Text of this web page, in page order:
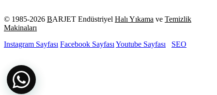
© 1985-2026 BARJET Endüstriyel Halı Yıkama ve Temizlik
Makinaları
Instagram Sayfası Facebook SayfasıYoutube Sayfası SEO